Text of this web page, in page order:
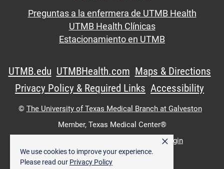
We use cookies to improve your experience.
Please read our Privacy Policy
×
Preguntas a la enfermera de UTMB Health
UTMB Health Clínicas
Estacionamiento en UTMB
UTMB.edu UTMBHealth.com Maps & Directions
Privacy Policy & Required Links Accessibility
© The University of Texas Medical Branch at Galveston
Member, Texas Medical Center®
Intranet Login